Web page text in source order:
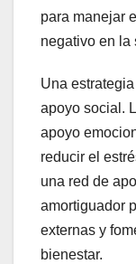
para manejar
negativo en la
Una
apoyo social.
apoyo
reducir el
una red de
amortiguador
externas y
bienestar.